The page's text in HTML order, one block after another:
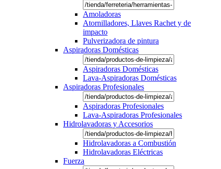
Amoladoras
Atornilladores, Llaves Rachet y de
impacto
Pulverizadora de pintura
Aspiradoras Domésticas
Aspiradoras Domésticas
Lava-Aspiradoras Domésticas
Aspiradoras Profesionales
Aspiradoras Profesionales
Lava-Aspiradoras Profesionales
Hidrolavadoras y Accesorios
Hidrolavadoras a Combustión
Hidrolavadoras Eléctricas
Fuerza